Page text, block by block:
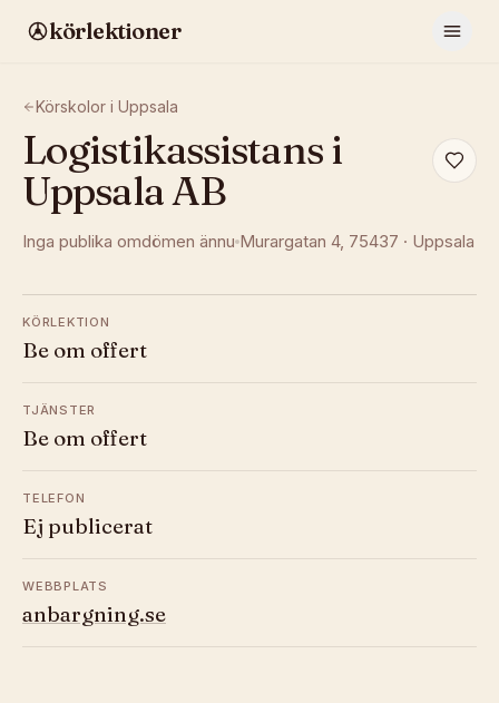
körlektioner
Körskolor i Uppsala
Logistikassistans i
Uppsala AB
Inga publika omdömen ännu Murargatan 4, 75437 · Uppsala
KÖRLEKTION
Be om offert
TJÄNSTER
Be om offert
TELEFON
Ej publicerat
WEBBPLATS
anbargning.se